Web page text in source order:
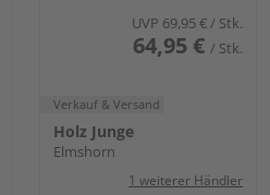
UVP 69,95 €/ Stk.
64,95 € / Stk.
Verkauf & Versand
Holz Junge
Elmshorn
1 weiterer Händler